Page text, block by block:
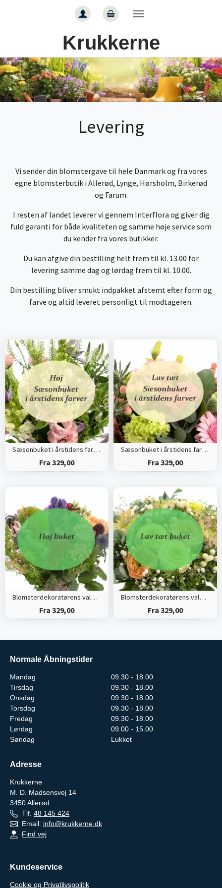
Krukkerne
Levering
Vi sender din blomstergave til hele Danmark og fra vores
egne blomsterbutik i Allerød, Lynge, Hørsholm, Birkerød
og Farum.
I resten af landet leverer vi gennem Interflora og giver dig
fuld garanti for både kvaliteten og samme høje service som
du kender fra vores butikker.
Du kan afgive din bestilling helt frem til kl. 13.00 for
levering samme dag og lørdag frem til kl. 10.00.
Din bestilling bliver smukt indpakket afstemt efter form og
farve og altid leveret personligt til modtageren.
Sæsonbuket i årstidens farver (Høj)
Fra 329,00
Sæsonbuket i årstidens farver (Tæt)
Fra 329,00
Blomsterdekoratørens valg (Høj)
Fra 329,00
Blomsterdekoratørens valg (Tæt)
Fra 329,00
Normale Åbningstider
Mandag
09.30 - 18.00
Tirsdag
09.30 - 18.00
Onsdag
09.30 - 18.00
Torsdag
09.30 - 18.00
Fredag
09.30 - 18.00
Lørdag
09.00 - 15.00
Søndag
Lukket
Adresse
Krukkerne
M. D. Madsensvej 14
3450Allerød
Tlf. 48 145 424
Email: info@krukkerne.dk
Find vej
Kundeservice
Cookie og Privatlivspolitik